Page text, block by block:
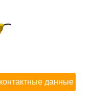
контактные данные